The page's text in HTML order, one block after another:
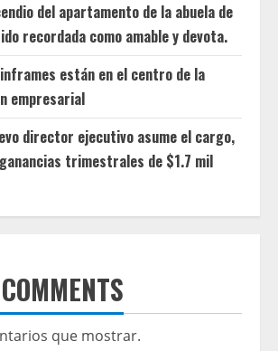
del apartamento de la abuela de
recordada como amable y devota.
están en el centro de la
empresarial
director ejecutivo asume el cargo,
trimestrales de $1.7 mil
que mostrar.